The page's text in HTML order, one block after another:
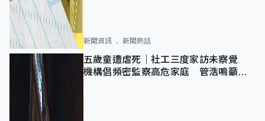
新聞資訊 新聞熱話
五歲童遭虐死｜社工三度家訪未察覺
機構倡頻密監察高危家庭 管浩鳴籲加